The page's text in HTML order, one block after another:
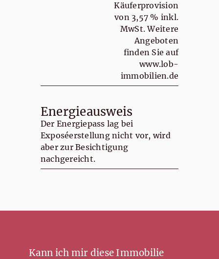
Käuferprovision
von 3,57 % inkl.
MwSt. Weitere
Angeboten
finden Sie auf
www.lob-
immobilien.de
Energieausweis
Der Energiepass lag bei
Exposéerstellung nicht vor, wird
aber zur Besichtigung
nachgereicht.
Kann ich mir diese Immobilie